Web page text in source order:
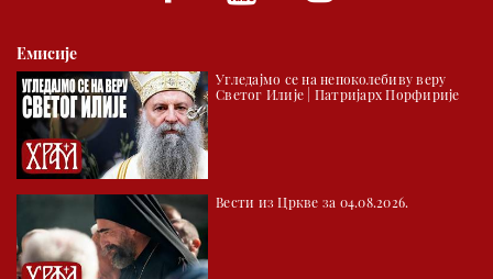
Емисије
Угледајмо се на непоколебиву веру
Светог Илије | Патријарх Порфирије
Вести из Цркве за 04.08.2026.